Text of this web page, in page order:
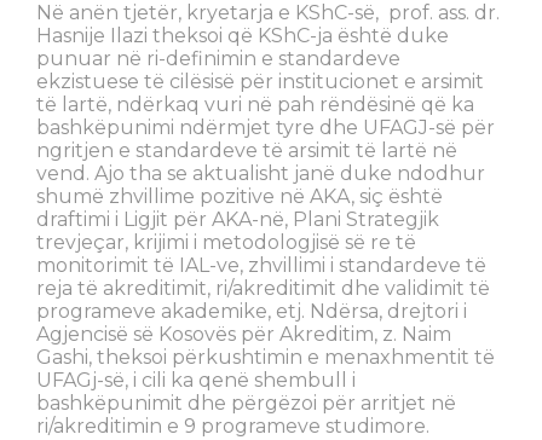
Në anën tjetër, kryetarja e KShC-së, prof. ass. dr.
Hasnije Ilazi theksoi që KShC-ja është duke
punuar në ri-definimin e standardeve
ekzistuese të cilësisë për institucionet e arsimit
të lartë, ndërkaq vuri në pah rëndësinë që ka
bashkëpunimi ndërmjet tyre dhe UFAGJ-së për
ngritjen e standardeve të arsimit të lartë në
vend. Ajo tha se aktualisht janë duke ndodhur
shumë zhvillime pozitive në AKA, siç është
draftimi i Ligjit për AKA-në, Plani Strategjik
trevjeçar, krijimi i metodologjisë së re të
monitorimit të IAL-ve, zhvillimi i standardeve të
reja të akreditimit, ri/akreditimit dhe validimit të
programeve akademike, etj. Ndërsa, drejtori i
Agjencisë së Kosovës për Akreditim, z. Naim
Gashi, theksoi përkushtimin e menaxhmentit të
UFAGj-së, i cili ka qenë shembull i
bashkëpunimit dhe përgëzoi për arritjet në
ri/akreditimin e 9 programeve studimore.